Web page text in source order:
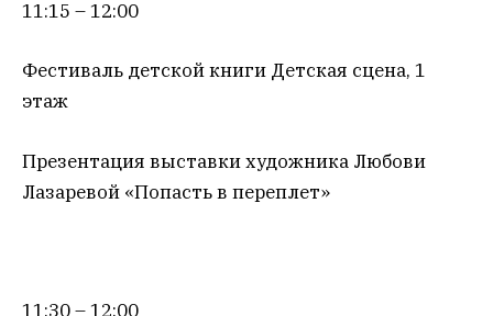
11:15 – 12:00
Фестиваль детской книги Детская сцена, 1
этаж
Презентация выставки художника Любови
Лазаревой «Попасть в переплет»
11:30 – 12:00